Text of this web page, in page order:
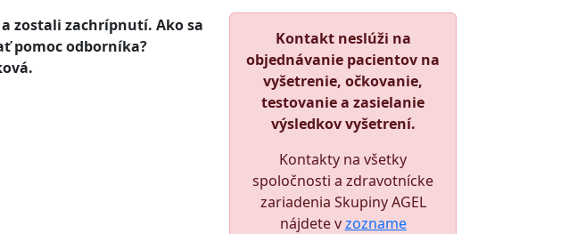
zostali zachrípnutí. Ako sa
pomoc odborníka?
Kontakt neslúži na
objednávanie pacientov na
vyšetrenie, očkovanie,
testovanie a zasielanie
výsledkov vyšetrení.
Kontakty na všetky
spoločnosti a zdravotnícke
zariadenia Skupiny AGEL
nájdete vzozname